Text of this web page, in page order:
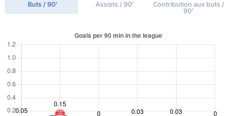
Buts / 90' Assists / 90'
Contribution aux buts /
90'